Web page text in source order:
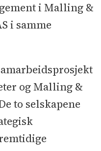
i Malling &
i samme
og Malling &
to selskapene